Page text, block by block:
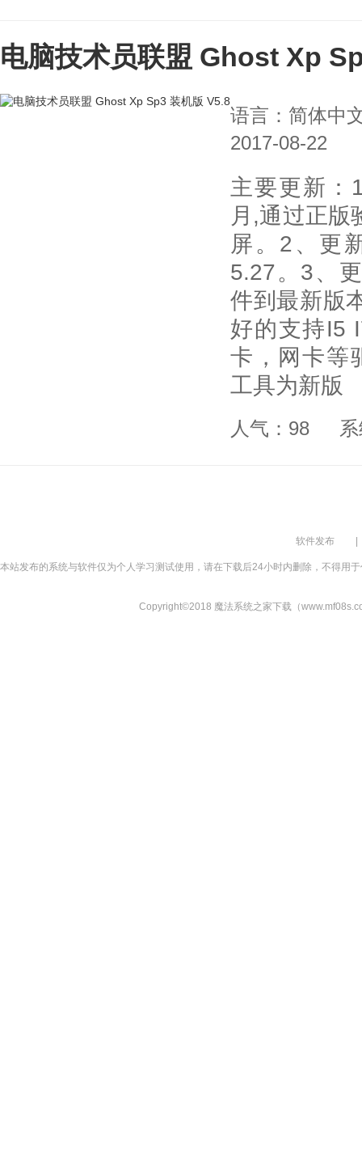
电脑技术员联盟 Ghost Xp
语言：简体中
2017-08-22
主要更新：
月,通过正版
屏。2、更
5.27。3、
件到最新版
好的支持I5
卡，网卡等
工具为新版
人气：98
软件发布
本站发布的系统与软件仅为个人学习测试使用，请在下载后24小时内删除，不得用
Copyright©2018 魔法系统之家下载（